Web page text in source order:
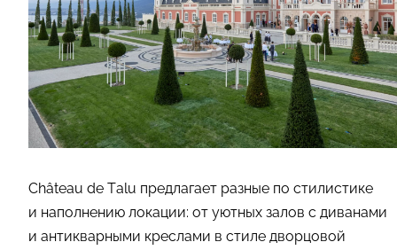
Château de Talu предлагает разные по стилистике
и наполнению локации: от уютных залов с диванами
и антикварными креслами в стиле дворцовой